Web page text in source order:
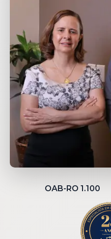
OAB-RO 1.100